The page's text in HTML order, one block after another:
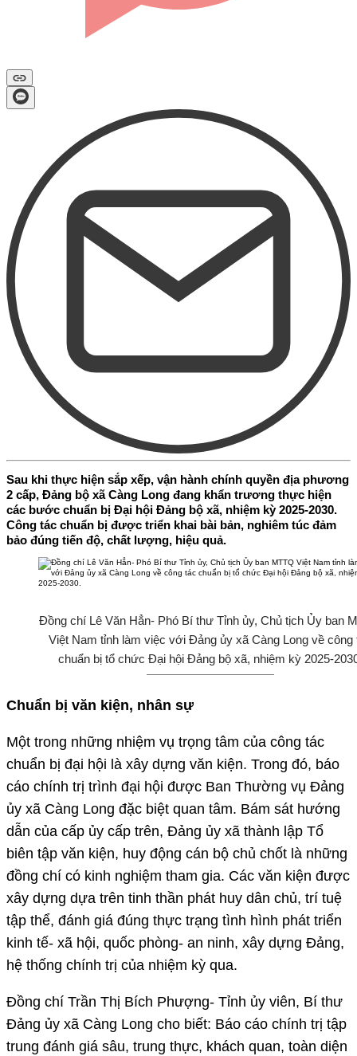
Sau khi thực hiện sắp xếp, vận hành chính quyền địa phương
2 cấp, Đảng bộ xã Càng Long đang khẩn trương thực hiện
các bước chuẩn bị Đại hội Đảng bộ xã, nhiệm kỳ 2025-2030.
Công tác chuẩn bị được triển khai bài bản, nghiêm túc đảm
bảo đúng tiến độ, chất lượng, hiệu quả.
Đồng chí Lê Văn Hẳn- Phó Bí thư Tỉnh ủy, Chủ tịch Ủy ban
Việt Nam tỉnh làm việc với Đảng ủy xã Càng Long về công
chuẩn bị tổ chức Đại hội Đảng bộ xã, nhiệm kỳ 2025-
Chuẩn bị văn kiện, nhân sự
Một trong những nhiệm vụ trọng tâm của công tác
chuẩn bị đại hội là xây dựng văn kiện. Trong đó, báo
cáo chính trị trình đại hội được Ban Thường vụ Đảng
ủy xã Càng Long đặc biệt quan tâm. Bám sát hướng
dẫn của cấp ủy cấp trên, Đảng ủy xã thành lập Tổ
biên tập văn kiện, huy động cán bộ chủ chốt là những
đồng chí có kinh nghiệm tham gia. Các văn kiện được
xây dựng dựa trên tinh thần phát huy dân chủ, trí tuệ
tập thể, đánh giá đúng thực trạng tình hình phát triển
kinh tế- xã hội, quốc phòng- an ninh, xây dựng Đảng,
hệ thống chính trị của nhiệm kỳ qua.
Đồng chí Trần Thị Bích Phượng- Tỉnh ủy viên, Bí thư
Đảng ủy xã Càng Long cho biết: Báo cáo chính trị tập
trung đánh giá sâu, trung thực, khách quan, toàn diện